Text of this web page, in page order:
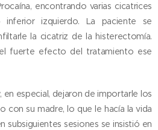
encontrando varias cicatrices
izquierdo. La paciente se
la cicatriz de la histerectomía.
fuerte efecto del tratamiento ese
especial, dejaron de importarle los
con su madre, lo que le hacía la vida
subsiguientes sesiones se insistió en